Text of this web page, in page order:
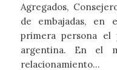
Agregados,
de embajadas, en
primera persona el
argentina. En el
relacionamiento…